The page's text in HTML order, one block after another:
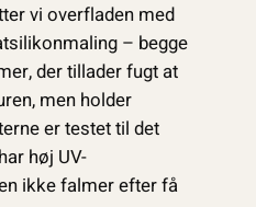
vi overfladen med
– begge
der tillader fugt at
men holder
er testet til det
høj UV-
ikke falmer efter få